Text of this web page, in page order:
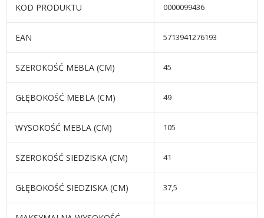
KOD PRODUKTU 0000099436
EAN 5713941276193
SZEROKOŚĆ MEBLA (CM) 45
GŁĘBOKOŚĆ MEBLA (CM) 49
WYSOKOŚĆ MEBLA (CM) 105
SZEROKOŚĆ SIEDZISKA (CM) 41
GŁĘBOKOŚĆ SIEDZISKA (CM) 37,5